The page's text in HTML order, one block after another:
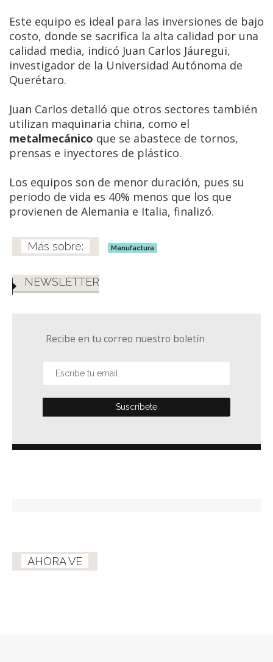
Este equipo es ideal para las inversiones de bajo
costo, donde se sacrifica la alta calidad por una
calidad media, indicó Juan Carlos Jáuregui,
investigador de la Universidad Autónoma de
Querétaro.
Juan Carlos detalló que otros sectores también
utilizan maquinaria china, como el
metalmecánico que se abastece de tornos,
prensas e inyectores de plástico.
Los equipos son de menor duración, pues su
periodo de vida es 40% menos que los que
provienen de Alemania e Italia, finalizó.
Manufactura
NEWSLETTER
Recibe en tu correo nuestro boletín
AHORA VE